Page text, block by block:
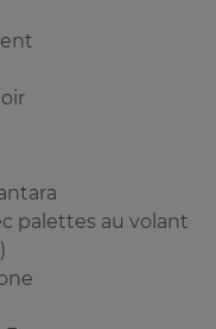
palettes au volant